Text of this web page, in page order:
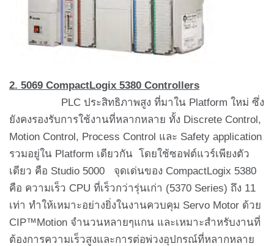
2. 5069 CompactLogix 5380 Controllers
PLC ประสิทธิภาพสูง ที่มาใน Platform ใหม่ ซึ่ง
ยังคงรองรับการใช้งานที่หลากหลาย ทั้ง Discrete Control,
Motion Control, Process Control และ Safety application
รวมอยู่ใน Platform เดียวกัน โดยใช้ซอฟต์แวร์เพียงตัว
เดียว คือ Studio 5000 จุดเด่นของ CompactLogix 5380
คือ ความเร็ว CPU ที่เร็วกว่ารุ่นเก่า (5370 Series) ถึง 11
เท่า ทำให้เหมาะอย่างยิ่งในงานควบคุม Servo Motor ด้วย
CIP™Motion จำนวนหลายๆแกน และเหมาะสำหรับงานที่
ต้องการความเร็วสูงและการต่อพ่วงอุปกรณ์ที่หลากหลาย